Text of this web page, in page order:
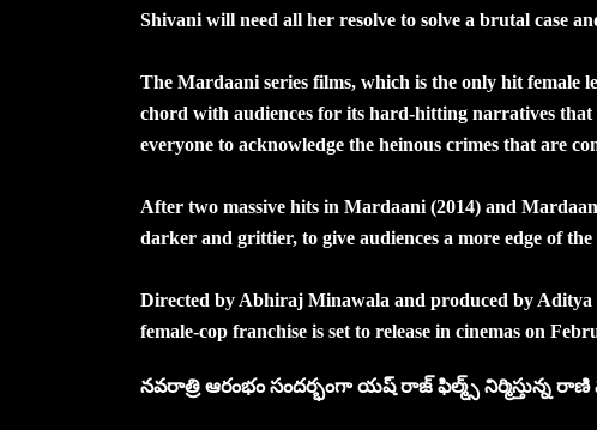
Shivani will need all her resolve to solve a brutal case
The Mardaani series films, which is the only hit female
chord with audiences for its hard-hitting narratives that
everyone to acknowledge the heinous crimes that are
After two massive hits in Mardaani (2014) and
darker and grittier, to give audiences a more edge of
Directed by Abhiraj Minawala and produced by
female-cop franchise is set to release in cinemas on
నవరాత్రి ఆరంభం సందర్భంగా యష్ రాజ్ ఫిల్మ్స్ నిర్మిస్తున్న రాణి